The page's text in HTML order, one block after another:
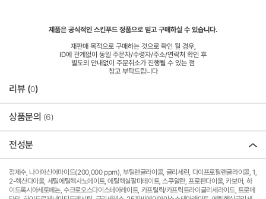
제품은 공식적인 스킨푸드 정품으로 믿고 구매하실 수 있습니다.
재판매 목적으로 구매하는 것으로 확인 될 경우,
ID에 관계없이 동일 주문자/수령자/주소/연락처 확인 후
별도의 안내없이 주문취소가 진행될 수 있는 점
참고 부탁드립니다
리뷰 (0)
상품문의 (6)
전성분
정제수, 나이아신아마이드(200,000 ppm), 부틸렌글라이콜, 글리세린, 다이프로필렌글라이콜, 1,
2-헥산다이올, 세틸에틸헥사노에이트, 에틸헥실팔미테이트, 스쿠알란, 프로판다이올, 카보머, 하
이드록시아세토페논, 수크로오스다이스테아레이트, 카프릴릭/카프릭트라이글리세라이드, 트로메